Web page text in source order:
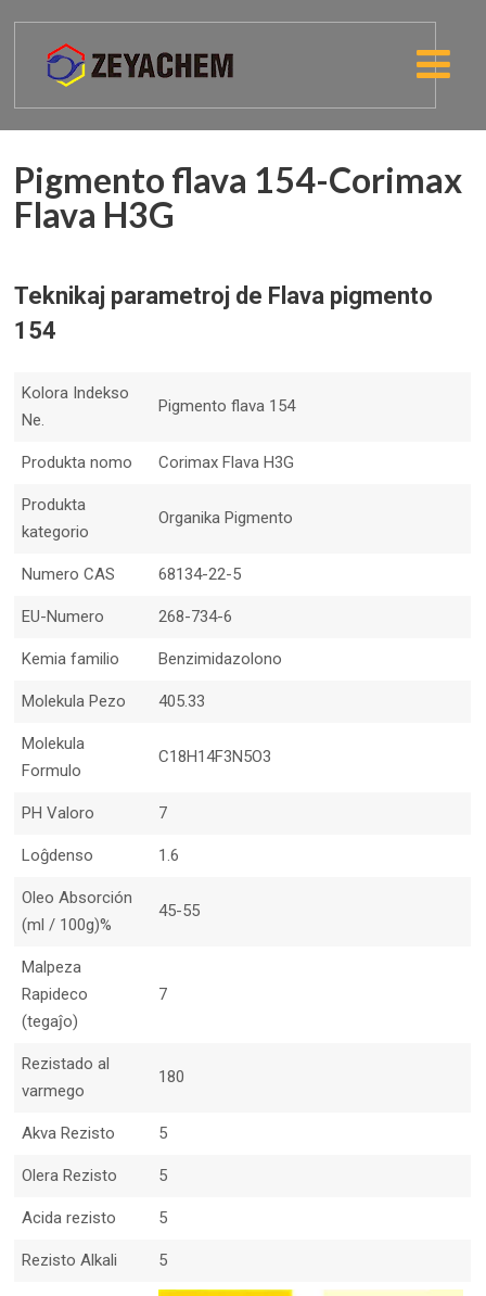
Pigmento flava 154-Corimax
Flava H3G
Teknikaj parametroj de Flava pigmento
154
Kolora Indekso
Ne.
Pigmento flava 154
Produkta nomo Corimax Flava H3G
Produkta
kategorio
Organika Pigmento
Numero CAS 68134-22-5
EU-Numero 268-734-6
Kemia familio Benzimidazolono
Molekula Pezo 405.33
Molekula
Formulo
C18H14F3N5O3
PH Valoro 7
Loĝdenso 1.6
Oleo Absorción
(ml / 100g)%
45-55
Malpeza
Rapideco
(tegaĵo)
7
Rezistado al
varmego
180
Akva Rezisto 5
Olera Rezisto 5
Acida rezisto 5
Rezisto Alkali 5